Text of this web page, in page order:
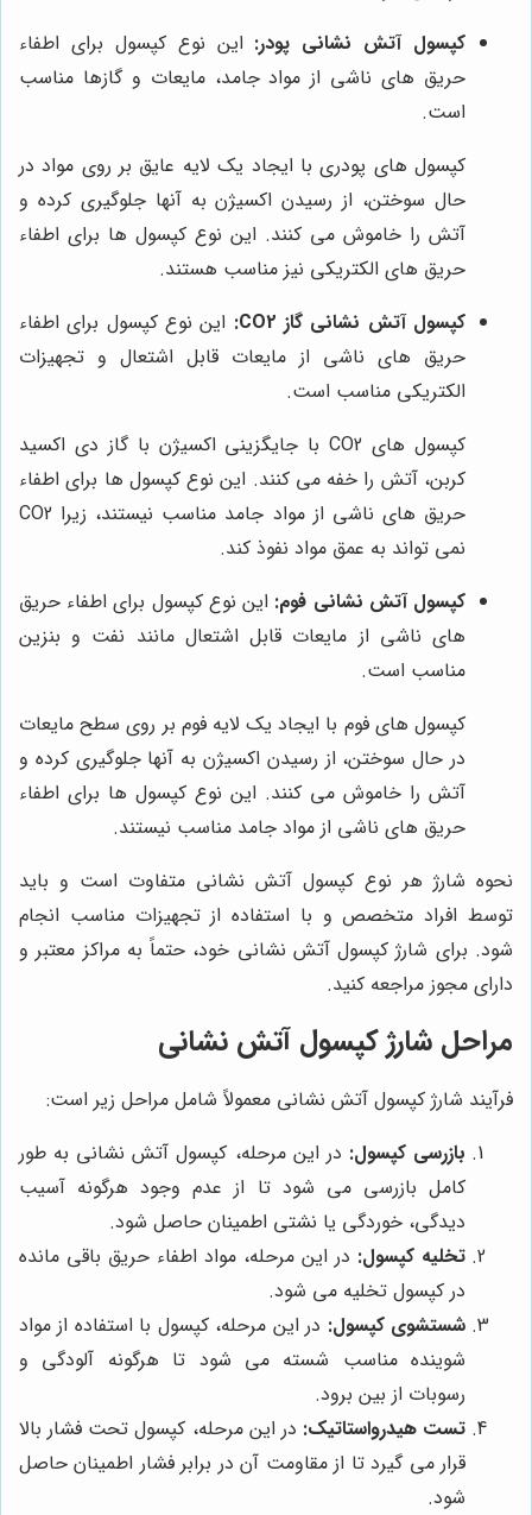
کپسول آتش نشانی پودر: این نوع کپسول برای اطفاء
حریق های ناشی از مواد جامد، مایعات و گازها مناسب
است.
کپسول های پودری با ایجاد یک لایه عایق بر روی مواد در
حال سوختن، از رسیدن اکسیژن به آنها جلوگیری کرده و
آتش را خاموش می کنند. این نوع کپسول ها برای اطفاء
حریق های الکتریکی نیز مناسب هستند.
کپسول آتش نشانی گاز CO2:
این نوع کپسول برای اطفاء
حریق های ناشی از مایعات قابل اشتعال و تجهیزات
الکتریکی مناسب است.
کپسول های CO2 با جایگزینی اکسیژن با گاز دی اکسید
کربن، آتش را خفه می کنند. این نوع کپسول ها برای اطفاء
حریق های ناشی از مواد جامد مناسب نیستند، زیرا CO2
نمی تواند به عمق مواد نفوذ کند.
کپسول آتش نشانی فوم: این نوع کپسول برای اطفاء حریق
های ناشی از مایعات قابل اشتعال مانند نفت و بنزین
مناسب است.
کپسول های فوم با ایجاد یک لایه فوم بر روی سطح مایعات
در حال سوختن، از رسیدن اکسیژن به آنها جلوگیری کرده و
آتش را خاموش می کنند. این نوع کپسول ها برای اطفاء
حریق های ناشی از مواد جامد مناسب نیستند.
نحوه شارژ هر نوع کپسول آتش نشانی متفاوت است و باید
توسط افراد متخصص و با استفاده از تجهیزات مناسب انجام
شود. برای شارژ کپسول آتش نشانی خود، حتماً به مراکز معتبر و
دارای مجوز مراجعه کنید.
مراحل شارژ کپسول آتش نشانی
فرآیند شارژ کپسول آتش نشانی معمولاً شامل مراحل زیر است:
بازرسی کپسول: در این مرحله، کپسول آتش نشانی به طور
کامل بازرسی می شود تا از عدم وجود هرگونه آسیب
دیدگی، خوردگی یا نشتی اطمینان حاصل شود.
تخلیه کپسول: در این مرحله، مواد اطفاء حریق باقی مانده
در کپسول تخلیه می شود.
شستشوی کپسول: در این مرحله، کپسول با استفاده از مواد
شوینده مناسب شسته می شود تا هرگونه آلودگی و
رسوبات از بین برود.
تست هیدرواستاتیک: در این مرحله، کپسول تحت فشار بالا
قرار می گیرد تا از مقاومت آن در برابر فشار اطمینان حاصل
شود.